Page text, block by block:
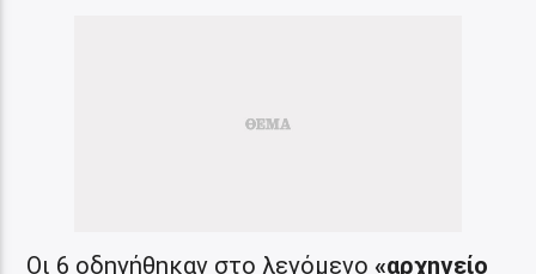
Οι 6 οδηγήθηκαν στο λεγόμενο «αρχηγείο